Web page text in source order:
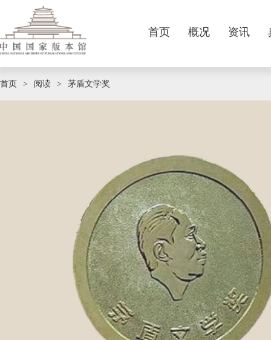
首页 概况 资讯
本馆简介 现任领导
视频新闻 业界资讯
连环画 宣传画
征集公告 征集动态
主题展览 基本陈列
国家版本数据中心 中华版本普查信息登录平台
标识服务 参观阅览
版本精品 版本荐书
首页 > 阅读 > 茅盾文学奖